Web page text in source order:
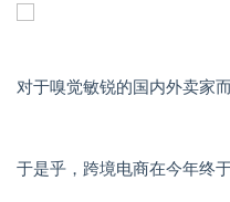
对于嗅觉敏锐的国内外卖家
于是乎，跨境电商在今年终